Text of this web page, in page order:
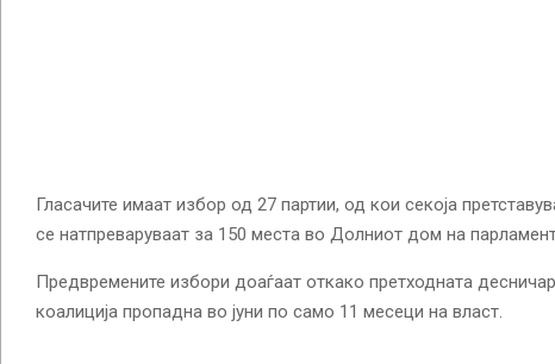
Гласачите имаат избор од 27 партии, од кои секоја
се натпреваруваат за 150 места во Долниот дом на
Предвремените избори доаѓаат откако претходната
коалиција пропадна во јуни по само 11 месеци на власт.